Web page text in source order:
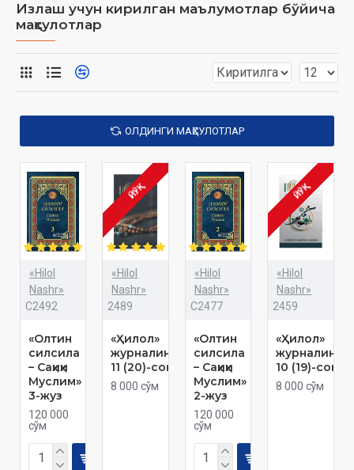
Излаш учун кирилган маълумотлар бўйича
маҳсулотлар
ОЛДИНГИ МАҲСУЛОТЛАР
«Hilol
Nashr»
C2492
«Олтин
силсила
– Саҳиҳи
Муслим»
3-жуз
120 000
сўм
ЙЎҚ
«Hilol
Nashr»
2489
«Ҳилол»
журналининг
11 (20)-сони
8 000 сўм
«Hilol
Nashr»
C2477
«Олтин
силсила
– Саҳиҳи
Муслим»
2-жуз
120 000
сўм
ЙЎҚ
«Hilol
Nashr»
2459
«Ҳилол»
10 (19)-сони
8 000 сўм